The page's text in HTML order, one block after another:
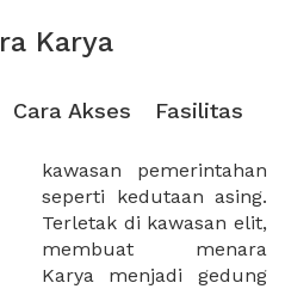
Karya
Cara Akses Fasilitas